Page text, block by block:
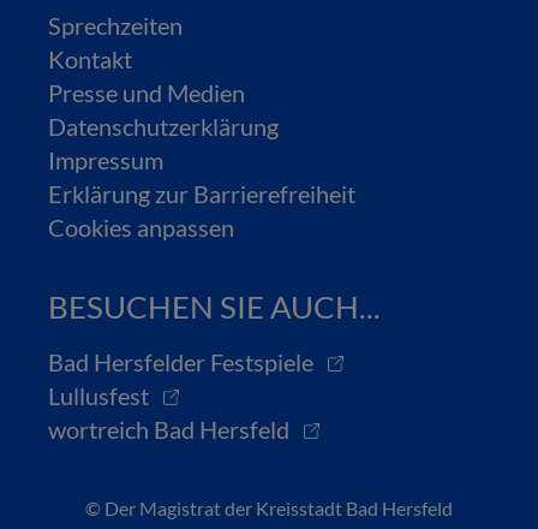
Sprechzeiten
Kontakt
Presse und Medien
Datenschutzerklärung
Impressum
Erklärung zur Barrierefreiheit
Cookies anpassen
BESUCHEN SIE AUCH...
Bad Hersfelder Festspiele
Lullusfest
wortreich Bad Hersfeld
© Der Magistrat der Kreisstadt Bad Hersfeld